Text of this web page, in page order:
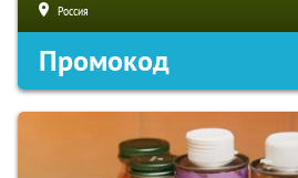
Россия
Промокод